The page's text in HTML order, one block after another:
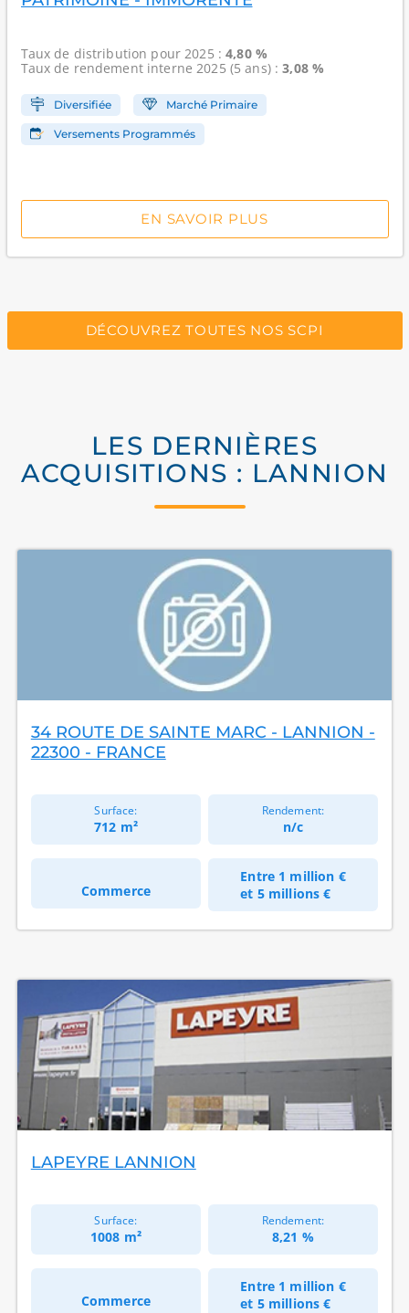
Taux de distribution pour 2025 :4,80 %
Taux de rendement interne2025 (5 ans) :3,08 %
Diversifiée Marché Primaire
Versements Programmés
EN SAVOIR PLUS
DÉCOUVREZ TOUTES NOS SCPI
LES DERNIÈRES
ACQUISITIONS : LANNION
34 ROUTE DE SAINTE MARC - LANNION -
22300 - FRANCE
Surface:
712 m²
Rendement:
n/c
Commerce
Entre 1 million €
et 5 millions €
LAPEYRE LANNION
Surface:
1008 m²
Rendement:
8,21 %
Commerce
Entre 1 million €
et 5 millions €